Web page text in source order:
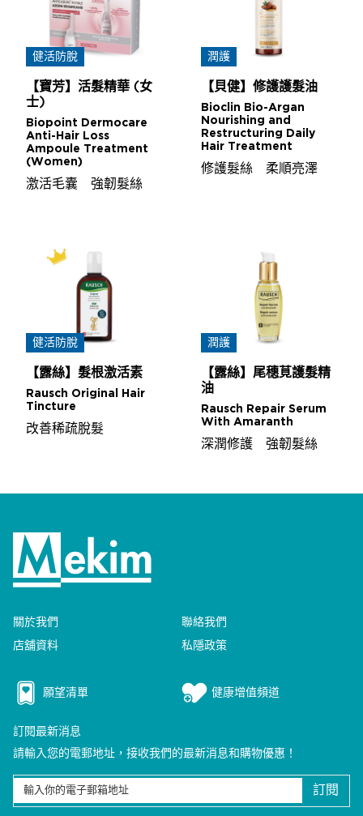
健活防脫
【寶芳】活髮精華 (女
士)
Biopoint Dermocare
Anti-Hair Loss
Ampoule Treatment
(Women)
激活毛囊 強韌髮絲
潤護
【貝健】修護護髮油
Bioclin Bio-Argan
Nourishing and
Restructuring Daily
Hair Treatment
修護髮絲 柔順亮澤
健活防脫
【露絲】髮根激活素
Rausch Original Hair
Tincture
改善稀疏脫髮
潤護
【露絲】尾穗莧護髮精
油
Rausch Repair Serum
With Amaranth
深潤修護 強韌髮絲
關於我們 聯絡我們
店舖資料 私隱政策
願望清單 健康增值頻道
訂閱最新消息
請輸入您的電郵地址，接收我們的最新消息和購物優惠！
訂閱